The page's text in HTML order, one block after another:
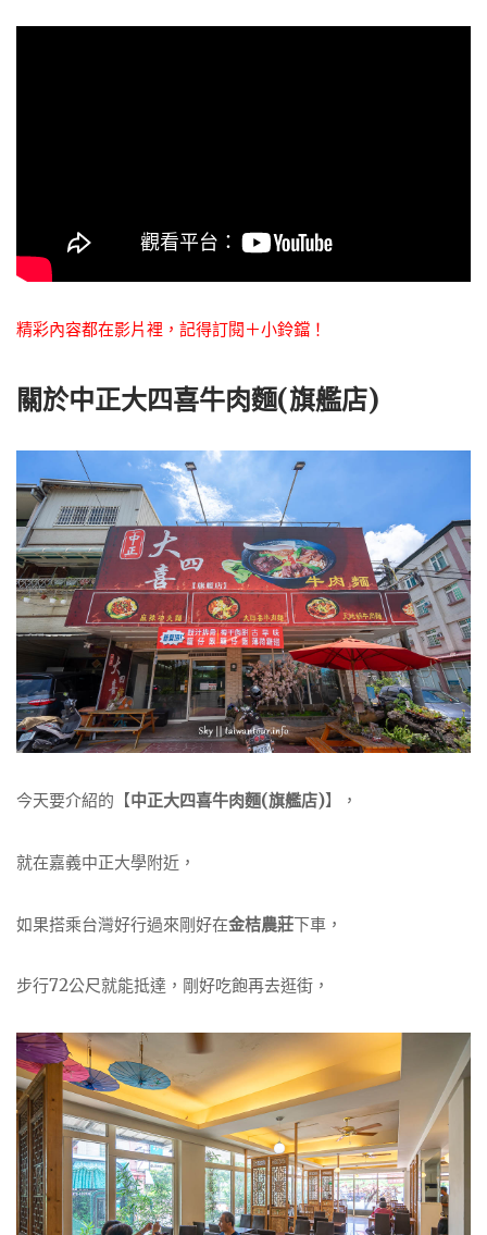
精彩內容都在影片裡，記得訂閱＋小鈴鐺！
關於中正大四喜牛肉麵(旗艦店)
今天要介紹的【中正大四喜牛肉麵(旗艦店)】，
就在嘉義中正大學附近，
如果搭乘台灣好行過來剛好在金桔農莊下車，
步行72公尺就能抵達，剛好吃飽再去逛街，